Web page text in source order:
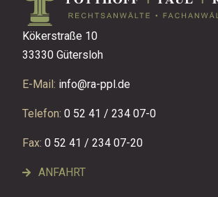
Kökerstraße 10
33330 Gütersloh
E-Mail: info@ra-ppl.de
Telefon: 0 52 41 / 234 07-0
Fax: 0 52 41 / 234 07-20
ANFAHRT